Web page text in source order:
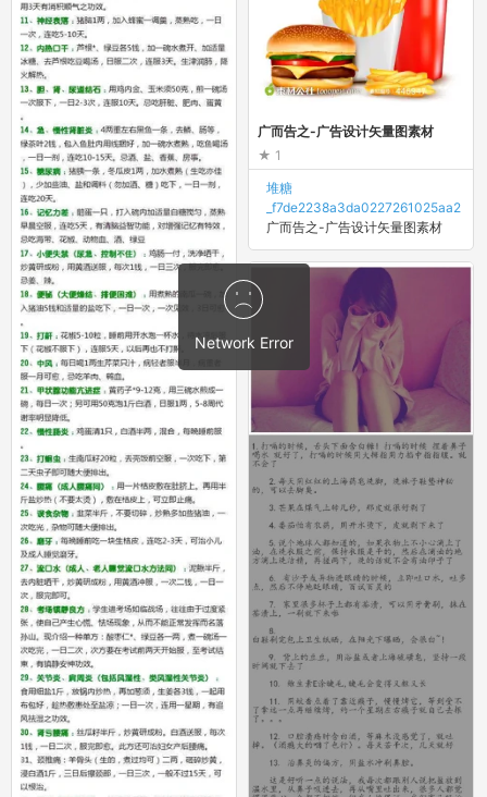
广而告之-广告设计矢量图素材
1
堆糖
_f7de2238a3da0227261025aa2
广而告之-广告设计矢量图素材
Network Error